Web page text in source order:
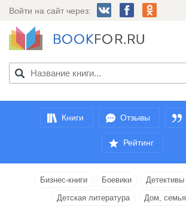
Войти на сайт через:
Книги Отзывы
Рейтинг
Бизнес-книги Боевики
Детская литература
Дом,